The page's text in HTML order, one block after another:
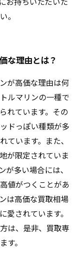
。
な理由とは？
が高価な理由は何
ルマリンの一種で
れています。その
ドっぽい種類が多
ています。また、
が限定されていま
が多い場合には、
値がつくことがあ
は高価な買取相場
愛されています。
は、是非、買取専
す。